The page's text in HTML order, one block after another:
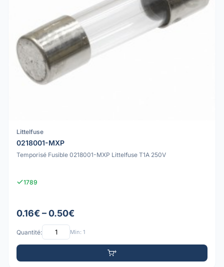
Littelfuse
0218001-MXP
Temporisé Fusible 0218001-MXP Littelfuse T1A 250V
1789
0.16€ – 0.50€
Quantité: Min: 1